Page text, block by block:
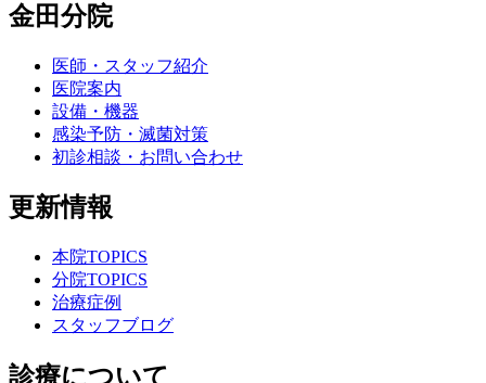
金田分院
医師・スタッフ紹介
医院案内
設備・機器
感染予防・滅菌対策
初診相談・お問い合わせ
更新情報
本院TOPICS
分院TOPICS
治療症例
スタッフブログ
診療について